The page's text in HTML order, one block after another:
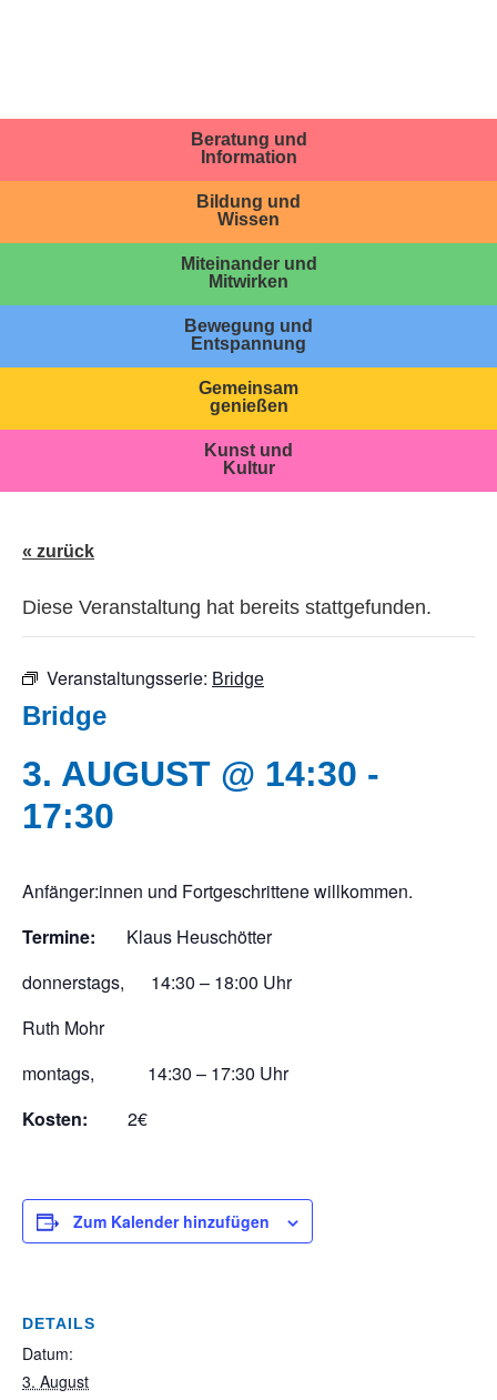
Beratung und
Information
Bildung und
Wissen
Miteinander und
Mitwirken
Bewegung und
Entspannung
Gemeinsam
genießen
Kunst und
Kultur
« zurück
Diese Veranstaltung hat bereits stattgefunden.
Veranstaltungsserie: Bridge
Bridge
3. AUGUST @ 14:30 -
17:30
Anfänger:innen und Fortgeschrittene willkommen.
Termine: Klaus Heuschötter
donnerstags, 14:30 – 18:00 Uhr
Ruth Mohr
montags, 14:30 – 17:30 Uhr
Kosten: 2€
Zum Kalender hinzufügen
DETAILS
Datum:
3. August